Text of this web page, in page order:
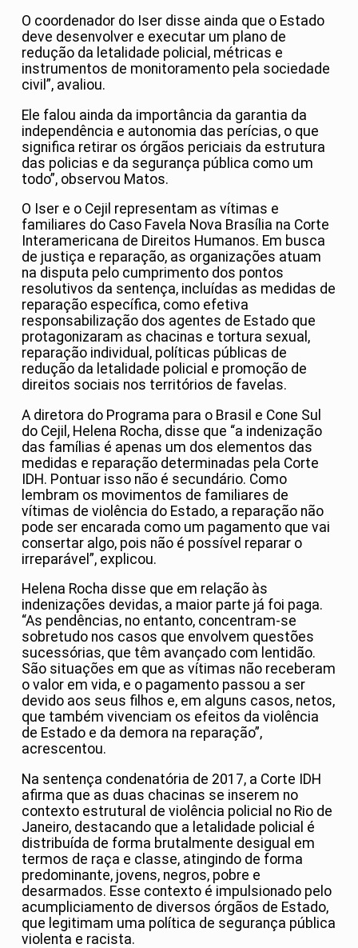
O coordenador do Iser disse ainda que o Estado
deve desenvolver e executar um plano de
redução da letalidade policial, métricas e
instrumentos de monitoramento pela sociedade
civil”, avaliou.
Ele falou ainda da importância da garantia da
independência e autonomia das perícias, o que
significa retirar os órgãos periciais da estrutura
das policias e da segurança pública como um
todo”, observou Matos.
O Iser e o Cejil representam as vítimas e
familiares do Caso Favela Nova Brasília na Corte
Interamericana de Direitos Humanos. Em busca
de justiça e reparação, as organizações atuam
na disputa pelo cumprimento dos pontos
resolutivos da sentença, incluídas as medidas de
reparação específica, como efetiva
responsabilização dos agentes de Estado que
protagonizaram as chacinas e tortura sexual,
reparação individual, políticas públicas de
redução da letalidade policial e promoção de
direitos sociais nos territórios de favelas.
A diretora do Programa para o Brasil e Cone Sul
do Cejil, Helena Rocha, disse que “a indenização
das famílias é apenas um dos elementos das
medidas e reparação determinadas pela Corte
IDH. Pontuar isso não é secundário. Como
lembram os movimentos de familiares de
vítimas de violência do Estado, a reparação não
pode ser encarada como um pagamento que vai
consertar algo, pois não é possível reparar o
irreparável”, explicou.
Helena Rocha disse que em relação às
indenizações devidas, a maior parte já foi paga.
“As pendências, no entanto, concentram-se
sobretudo nos casos que envolvem questões
sucessórias, que têm avançado com lentidão.
São situações em que as vítimas não receberam
o valor em vida, e o pagamento passou a ser
devido aos seus filhos e, em alguns casos, netos,
que também vivenciam os efeitos da violência
de Estado e da demora na reparação”,
acrescentou.
Na sentença condenatória de 2017, a Corte IDH
afirma que as duas chacinas se inserem no
contexto estrutural de violência policial no Rio de
Janeiro, destacando que a letalidade policial é
distribuída de forma brutalmente desigual em
termos de raça e classe, atingindo de forma
predominante, jovens, negros, pobre e
desarmados. Esse contexto é impulsionado pelo
acumpliciamento de diversos órgãos de Estado,
que legitimam uma política de segurança pública
violenta e racista.